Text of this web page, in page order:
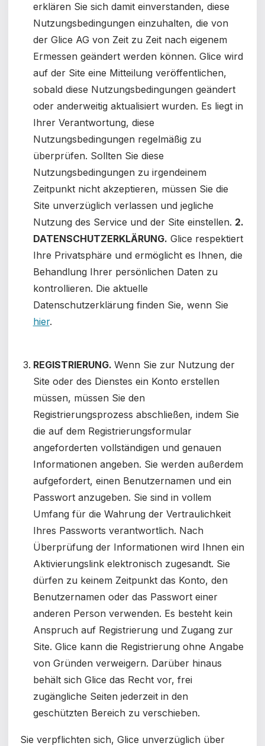
Slovenčina
Türkçe
العربية
erklären Sie sich damit einverstanden, diese
Nutzungsbedingungen einzuhalten, die von
der Glice AG von Zeit zu Zeit nach eigenem
Ermessen geändert werden können. Glice wird
auf der Site eine Mitteilung veröffentlichen,
sobald diese Nutzungsbedingungen geändert
oder anderweitig aktualisiert wurden. Es liegt in
Ihrer Verantwortung, diese
Nutzungsbedingungen regelmäßig zu
überprüfen. Sollten Sie diese
Nutzungsbedingungen zu irgendeinem
Zeitpunkt nicht akzeptieren, müssen Sie die
Site unverzüglich verlassen und jegliche
Nutzung des Service und der Site einstellen. 2.
DATENSCHUTZERKLÄRUNG. Glice respektiert
Ihre Privatsphäre und ermöglicht es Ihnen, die
Behandlung Ihrer persönlichen Daten zu
kontrollieren. Die aktuelle
Datenschutzerklärung finden Sie, wenn Sie
hier.
REGISTRIERUNG. Wenn Sie zur Nutzung der
Site oder des Dienstes ein Konto erstellen
müssen, müssen Sie den
Registrierungsprozess abschließen, indem Sie
die auf dem Registrierungsformular
angeforderten vollständigen und genauen
Informationen angeben. Sie werden außerdem
aufgefordert, einen Benutzernamen und ein
Passwort anzugeben. Sie sind in vollem
Umfang für die Wahrung der Vertraulichkeit
Ihres Passworts verantwortlich. Nach
Überprüfung der Informationen wird Ihnen ein
Aktivierungslink elektronisch zugesandt. Sie
dürfen zu keinem Zeitpunkt das Konto, den
Benutzernamen oder das Passwort einer
anderen Person verwenden. Es besteht kein
Anspruch auf Registrierung und Zugang zur
Site. Glice kann die Registrierung ohne Angabe
von Gründen verweigern. Darüber hinaus
behält sich Glice das Recht vor, frei
zugängliche Seiten jederzeit in den
geschützten Bereich zu verschieben.
Sie verpflichten sich, Glice unverzüglich über